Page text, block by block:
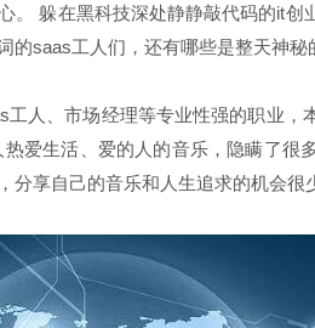
。 躲在黑科技深处静静敲代码的it创
的saas工人们，还有哪些是整天神
人、市场经理等专业性强的职业，
爱生活、爱的人的音乐，隐瞒了很
享自己的音乐和人生追求的机会很